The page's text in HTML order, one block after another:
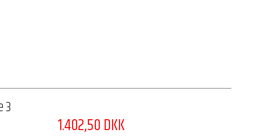
3
1.402,50 DKK